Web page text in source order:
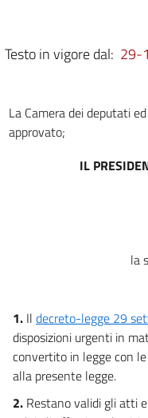
Testo in vigore dal: 29-
La Camera dei deputati
approvato;
IL
la
1. Il decreto-legge 29
disposizioni urgenti in
convertito in legge con
alla presente legge.
2. Restano validi gli atti